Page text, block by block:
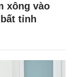
xông vào
tỉnh